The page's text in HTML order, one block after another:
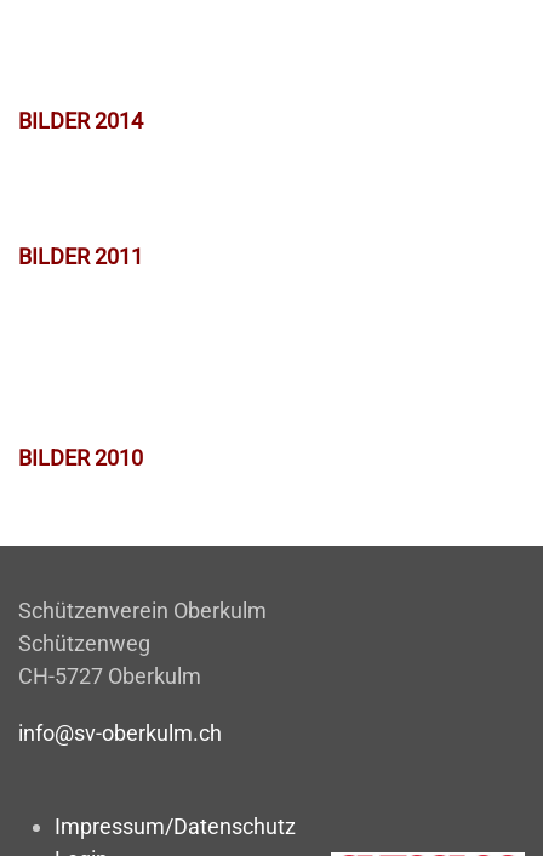
BILDER 2014
BILDER 2011
BILDER 2010
Schützenverein Oberkulm
Schützenweg
CH-5727 Oberkulm
info@sv-oberkulm.ch
Impressum/Datenschutz